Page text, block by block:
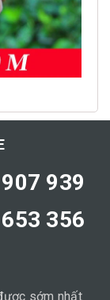
939
356
sớm nhất